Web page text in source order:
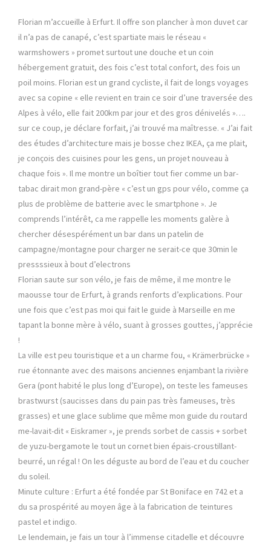
Florian m’accueille à Erfurt. Il offre son plancher à mon duvet car
il n’a pas de canapé, c’est spartiate mais le réseau «
warmshowers » promet surtout une douche et un coin
hébergement gratuit, des fois c’est total confort, des fois un
poil moins. Florian est un grand cycliste, il fait de longs voyages
avec sa copine « elle revient en train ce soir d’une traversée des
Alpes à vélo, elle fait 200km par jour et des gros dénivelés »….
sur ce coup, je déclare forfait, j’ai trouvé ma maîtresse. « J’ai fait
des études d’architecture mais je bosse chez IKEA, ça me plait,
je conçois des cuisines pour les gens, un projet nouveau à
chaque fois ». Il me montre un boîtier tout fier comme un bar-
tabac dirait mon grand-père « c’est un gps pour vélo, comme ça
plus de problème de batterie avec le smartphone ». Je
comprends l’intérêt, ca me rappelle les moments galère à
chercher désespérément un bar dans un patelin de
campagne/montagne pour charger ne serait-ce que 30min le
pressssieux à bout d’electrons
Florian saute sur son vélo, je fais de même, il me montre le
maousse tour de Erfurt, à grands renforts d’explications. Pour
une fois que c’est pas moi qui fait le guide à Marseille en me
tapant la bonne mère à vélo, suant à grosses gouttes, j’apprécie
!
La ville est peu touristique et a un charme fou, « Krämerbrücke »
rue étonnante avec des maisons anciennes enjambant la rivière
Gera (pont habité le plus long d’Europe), on teste les fameuses
brastwurst (saucisses dans du pain pas très fameuses, très
grasses) et une glace sublime que même mon guide du routard
me-lavait-dit « Eiskramer », je prends sorbet de cassis + sorbet
de yuzu-bergamote le tout un cornet bien épais-croustillant-
beurré, un régal ! On les déguste au bord de l’eau et du coucher
du soleil.
Minute culture : Erfurt a été fondée par St Boniface en 742 et a
du sa prospérité au moyen âge à la fabrication de teintures
pastel et indigo.
Le lendemain, je fais un tour à l’immense citadelle et découvre